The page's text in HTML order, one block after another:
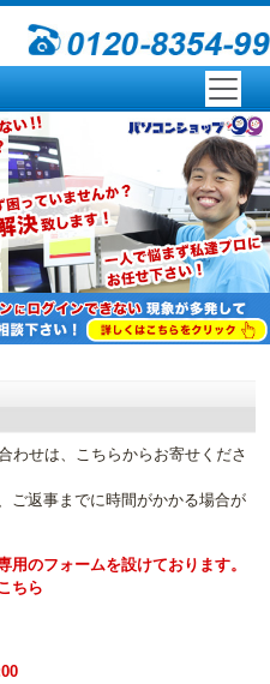
わせは、こちらからお寄せくださ
ご返事までに時間がかかる場合が
のフォームを設けております。
ちら